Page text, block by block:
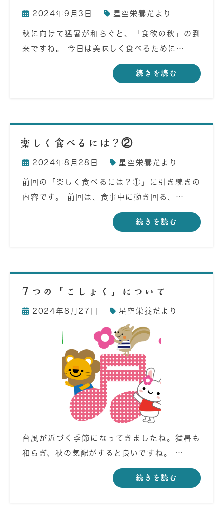
2024年9月3日 星空栄養だより
秋に向けて猛暑が和らぐと、「食欲の秋」の到
来ですね。 今日は美味しく食べるために…
続きを読む
楽しく食べるには？②
2024年8月28日 星空栄養だより
前回の「楽しく食べるには？①」に引き続きの
内容です。 前回は、食事中に動き回る、…
続きを読む
７つの「こしょく」について
2024年8月27日 星空栄養だより
台風が近づく季節になってきましたね。猛暑も
和らぎ、秋の気配がすると良いですね。 …
続きを読む